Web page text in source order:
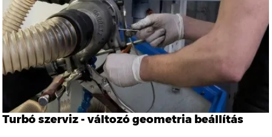
Turbó szerviz - változó geometria beállítás